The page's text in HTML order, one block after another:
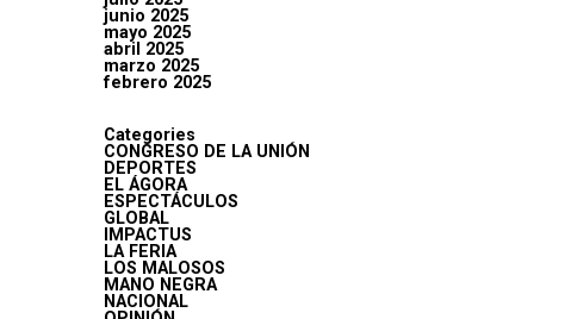
junio 2025
mayo 2025
abril 2025
marzo 2025
febrero 2025
Categories
CONGRESO DE LA UNIÓN
DEPORTES
EL ÁGORA
ESPECTÁCULOS
GLOBAL
IMPACTUS
LA FERIA
LOS MALOSOS
MANO NEGRA
NACIONAL